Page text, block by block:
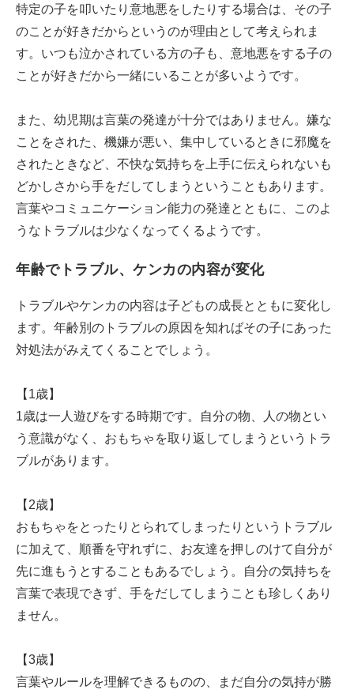
特定の子を叩いたり意地悪をしたりする場合は、その子
のことが好きだからというのが理由として考えられま
す。いつも泣かされている方の子も、意地悪をする子の
ことが好きだから一緒にいることが多いようです。
また、幼児期は言葉の発達が十分ではありません。嫌な
ことをされた、機嫌が悪い、集中しているときに邪魔を
されたときなど、不快な気持ちを上手に伝えられないも
どかしさから手をだしてしまうということもあります。
言葉やコミュニケーション能力の発達とともに、このよ
うなトラブルは少なくなってくるようです。
年齢でトラブル、ケンカの内容が変化
トラブルやケンカの内容は子どもの成長とともに変化し
ます。年齢別のトラブルの原因を知ればその子にあった
対処法がみえてくることでしょう。
【1歳】
1歳は一人遊びをする時期です。自分の物、人の物とい
う意識がなく、おもちゃを取り返してしまうというトラ
ブルがあります。
【2歳】
おもちゃをとったりとられてしまったりというトラブル
に加えて、順番を守れずに、お友達を押しのけて自分が
先に進もうとすることもあるでしょう。自分の気持ちを
言葉で表現できず、手をだしてしまうことも珍しくあり
ません。
【3歳】
言葉やルールを理解できるものの、まだ自分の気持が勝